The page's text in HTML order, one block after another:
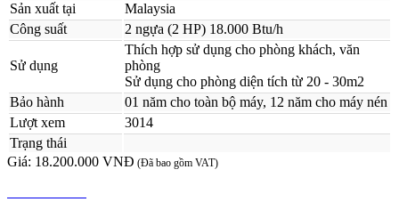
Sản xuất tại
Malaysia
Công suất
2 ngựa (2 HP) 18.000 Btu/h
Sử dụng
Thích hợp sử dụng cho phòng khách, văn
phòng
Sử dụng cho phòng diện tích từ 20 - 30m2
Bảo hành
01 năm cho toàn bộ máy, 12 năm cho máy nén
Lượt xem
3014
Trạng thái
Giá: 18.200.000 VNĐ (Đã bao gồm VAT)